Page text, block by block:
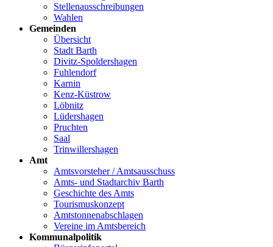
Stellenausschreibungen
Wahlen
Gemeinden
Übersicht
Stadt Barth
Divitz-Spoldershagen
Fuhlendorf
Karnin
Kenz-Küstrow
Löbnitz
Lüdershagen
Pruchten
Saal
Trinwillershagen
Amt
Amtsvorsteher / Amtsausschuss
Amts- und Stadtarchiv Barth
Geschichte des Amts
Tourismuskonzept
Amtstonnenabschlagen
Vereine im Amtsbereich
Kommunalpolitik